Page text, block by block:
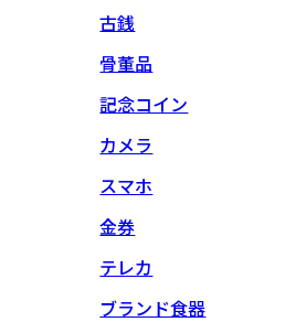
古銭
骨董品
記念コイン
カメラ
スマホ
金券
テレカ
ブランド食器